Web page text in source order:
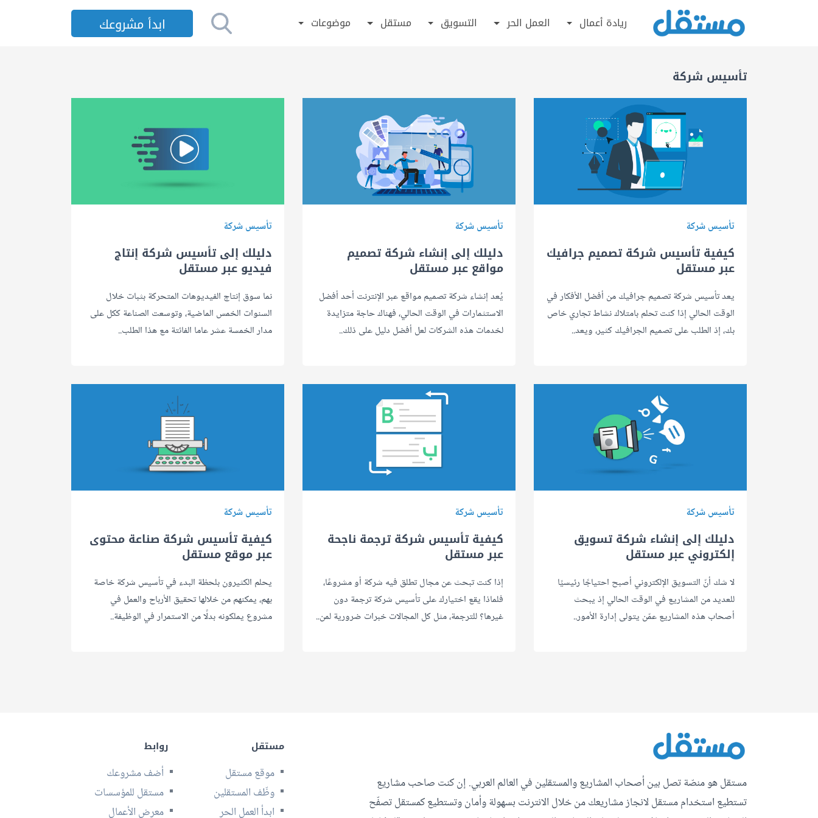
ريادة أعمال العمل الحر التسويق مستقل موضوعات ابدأ مشروعك
تأسيس شركة
تأسيس شركة
كيفية تأسيس شركة تصميم جرافيك
عبر مستقل
يعد تأسيس شركة تصميم جرافيك من أفضل الأفكار في
الوقت الحالي إذا كنت تحلم بامتلاك نشاط تجاري خاص
بك، إذ الطلب على تصميم الجرافيك كثير، ويعد..
تأسيس شركة
دليلك إلى إنشاء شركة تصميم
مواقع عبر مستقل
يُعد إنشاء شركة تصميم مواقع عبر الإنترنت أحد أفضل
الاستثمارات في الوقت الحالي، فهناك حاجة متزايدة
لخدمات هذه الشركات لعل أفضل دليل على ذلك..
تأسيس شركة
دليلك إلى تأسيس شركة إنتاج
فيديو عبر مستقل
نما سوق إنتاج الفيديوهات المتحركة بثبات خلال
السنوات الخمس الماضية، وتوسعت الصناعة ككل على
مدار الخمسة عشر عاما الفائتة مع هذا الطلب..
تأسيس شركة
دليلك إلى إنشاء شركة تسويق
إلكتروني عبر مستقل
لا شك أنّ التسويق الإلكتروني أصبح احتياجًا رئيسيًا
للعديد من المشاريع في الوقت الحالي إذ يبحث
أصحاب هذه المشاريع عمّن يتولى إدارة الأمور..
تأسيس شركة
كيفية تأسيس شركة ترجمة ناجحة
عبر مستقل
إذا كنت تبحث عن مجال تطلق فيه شركة أو مشروعًا،
فلماذا يقع اختيارك على تأسيس شركة ترجمة دون
غيرها؟ للترجمة، مثل كل المجالات خبرات ضرورية لمن..
تأسيس شركة
كيفية تأسيس شركة صناعة محتوى
عبر موقع مستقل
يحلم الكثيرون بلحظة البدء في تأسيس شركة خاصة
بهم، يمكنهم من خلالها تحقيق الأرباح والعمل في
مشروع يملكونه بدلًا من الاستمرار في الوظيفة..
مستقل هو منصّة تصل بين أصحاب المشاريع والمستقلين في العالم العربي. إن كنت صاحب مشاريع
تستطيع استخدام مستقل لانجاز مشاريعك من خلال الانترنت بسهولة وأمان وتستطيع كمستقل تصفّح
مستقل
موقع مستقل
وظّف المستقلين
ابدأ العمل الحر
روابط
أضف مشروعك
مستقل للمؤسسات
معرض الأعمال